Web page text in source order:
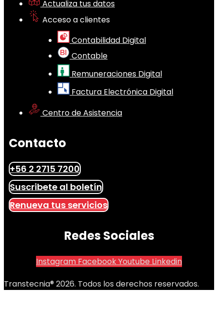
Actualiza tus datos
Acceso a clientes
Contabilidad Digital
Contable
Remuneraciones Digital
Factura Electrónica Digital
Centro de Asistencia
Contacto
+56 2 2715 7200
Suscribete al boletín
Renueva tus servicios
Redes Sociales
Instagram FacebookYoutube Linkedin
Transtecnia® 2026. Todos los derechos reservados.